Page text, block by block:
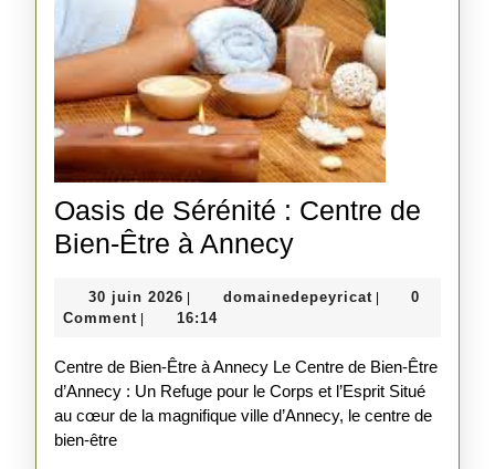
Oasis de Sérénité : Centre de
Bien-Être à AnnecyOasis
Sérénité
Centre
de
30 juin 2026 30
juin
| domainedepeyricat |
0
Comment | 16:14
Centre de Bien-Être à Annecy Le Centre de Bien-Être
d’Annecy : Un Refuge pour le Corps et l’Esprit Situé
au cœur de la magnifique ville d’Annecy, le centre de
bien-être